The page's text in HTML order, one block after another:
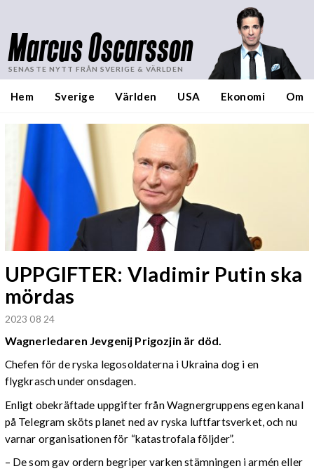
Marcus Oscarsson
SENASTE NYTT FRÅN SVERIGE & VÄRLDEN
Hem Sverige Världen USA Ekonomi Om
UPPGIFTER: Vladimir Putin ska
mördas
2023 08 24
Wagnerledaren Jevgenij Prigozjin är död.
Chefen för de ryska legosoldaterna i Ukraina dog i en
flygkrasch under onsdagen.
Enligt obekräftade uppgifter från Wagnergruppens egen kanal
på Telegram sköts planet ned av ryska luftfartsverket, och nu
varnar organisationen för “katastrofala följder”.
– De som gav ordern begriper varken stämningen i armén eller